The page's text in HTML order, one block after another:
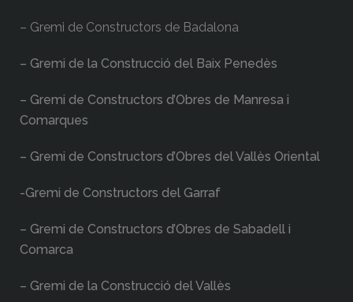
– Gremi de Constructors de Badalona
– Gremi de la Construcció del Baix Penedès
– Gremi de Constructors d’Obres de Manresa i
Comarques
– Gremi de Constructors d’Obres del Vallès Oriental
-Gremi de Constructors del Garraf
– Gremi de Constructors d’Obres de Sabadell i
Comarca
– Gremi de la Construcció del Vallès